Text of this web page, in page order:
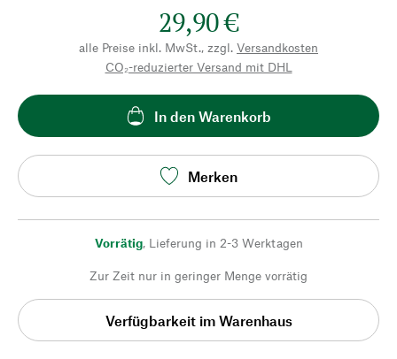
29,90 €
alle Preise inkl. MwSt., zzgl. Versandkosten
CO₂-reduzierter Versand mit DHL
In den Warenkorb
Merken
Vorrätig, Lieferung in 2-3 Werktagen
Zur Zeit nur in geringer Menge vorrätig
Verfügbarkeit im Warenhaus